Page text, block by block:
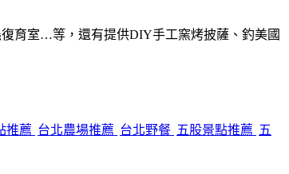
育室…等，還有提供DIY手工窯烤披薩、釣美國
推薦 台北農場推薦 台北野餐 五股景點推薦 五